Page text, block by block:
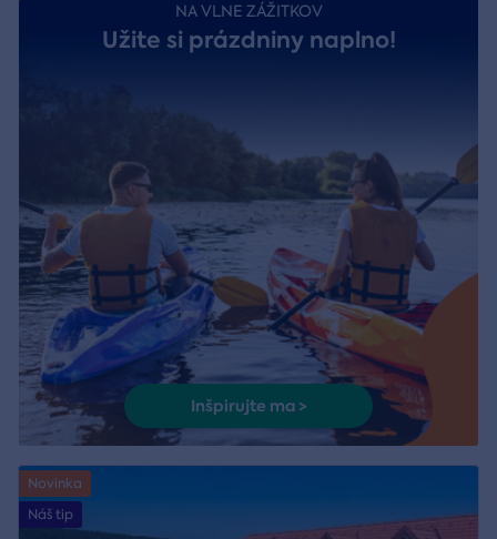
NA VLNE ZÁŽITKOV
Užite si prázdniny naplno!
Inšpirujte ma >
Novinka
Náš tip